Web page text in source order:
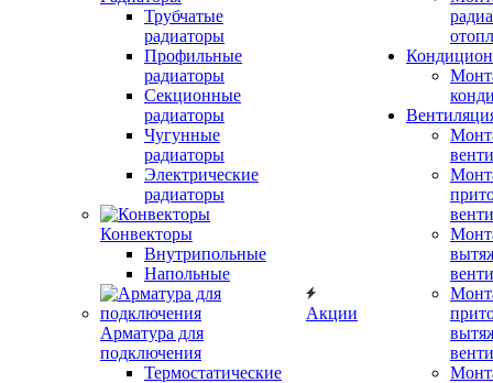
Трубчатые
радиаторы
Профильные
радиаторы
Секционные
радиаторы
Чугунные
радиаторы
Электрические
радиаторы
Конвекторы
Внутрипольные
Напольные
Арматура для
подключения
Термостатические
Акции